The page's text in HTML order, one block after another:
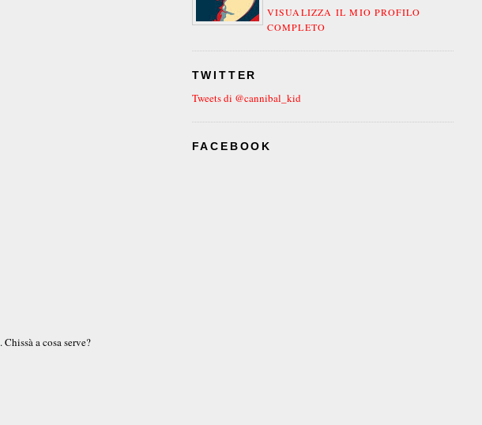
. Chissà a cosa serve?
VISUALIZZA IL MIO PROFILO
COMPLETO
TWITTER
Tweets di @cannibal_kid
FACEBOOK